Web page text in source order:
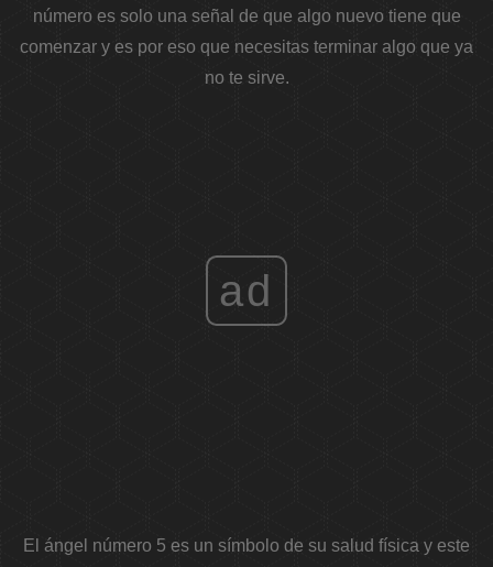
número es solo una señal de que algo nuevo tiene que
comenzar y es por eso que necesitas terminar algo que ya
no te sirve.
ad
El ángel número 5 es un símbolo de su salud física y este